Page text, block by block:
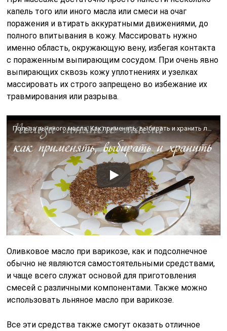
капель того или иного масла или смеси на очаг
поражения и втирать аккуратными движениями, до
полного впитывания в кожу. Массировать нужно
именно область, окружающую вену, избегая контакта
с пораженным выпирающим сосудом. При очень явно
выпирающих сквозь кожу уплотнениях и узелках
массировать их строго запрещено во избежание их
травмирования или разрыва.
Оливковое масло при варикозе, как и подсолнечное
обычно не являются самостоятельными средствами,
и чаще всего служат основой для приготовления
смесей с различными компонентами. Также можно
использовать льняное масло при варикозе.
Все эти средства также смогут оказать отличное